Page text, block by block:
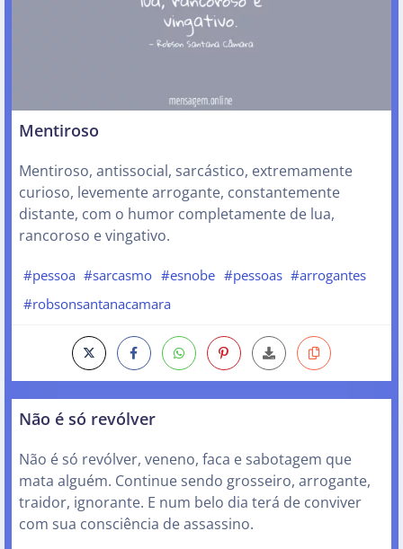
Mentiroso
Mentiroso, antissocial, sarcástico, extremamente
curioso, levemente arrogante, constantemente
distante, com o humor completamente de lua,
rancoroso e vingativo.
#pessoa #sarcasmo #esnobe #pessoas #arrogantes
#robsonsantanacamara
Não é só revólver
Não é só revólver, veneno, faca e sabotagem que
mata alguém. Continue sendo grosseiro, arrogante,
traidor, ignorante. E num belo dia terá de conviver
com sua consciência de assassino.